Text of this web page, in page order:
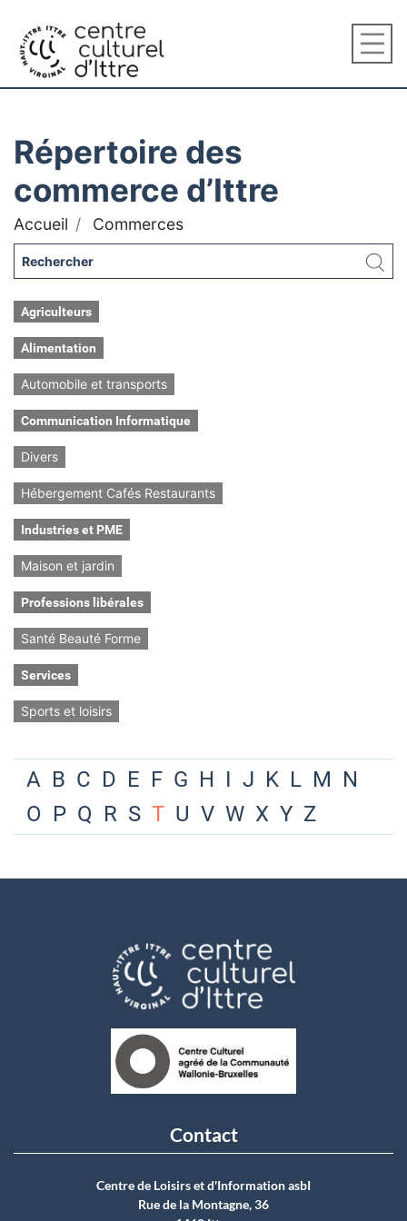
Répertoire des
commerce d’Ittre
Accueil Commerces
Agriculteurs
Alimentation
Automobile et transports
Communication Informatique
Divers
Hébergement Cafés Restaurants
Industries et PME
Maison et jardin
Professions libérales
Santé Beauté Forme
Services
Sports et loisirs
A B C D E F G H I J K L M N
O P Q R S T U V W X Y Z
Contact
Centre de Loisirs et d'Information asbI
Rue de la Montagne, 36